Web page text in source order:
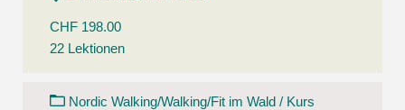
CHF 198.00
22 Lektionen
Nordic Walking/Walking/Fit im Wald / Kurs